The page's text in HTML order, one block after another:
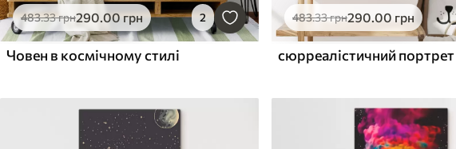
483.33грн290.00 грн 2
Човен в космічному стилі
483.33грн290.00 грн